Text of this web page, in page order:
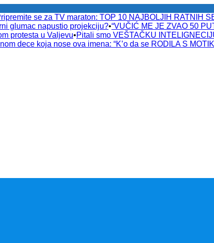
se za TV maraton: TOP 10 NAJBOLJIH RATNIH
glumac napustio projekciju?•“VUČIĆ ME JE ZVAO 50
protesta u Valjevu•Pitali smo VEŠTAČKU
dece koja nose ova imena: “K’o da se RODILA S